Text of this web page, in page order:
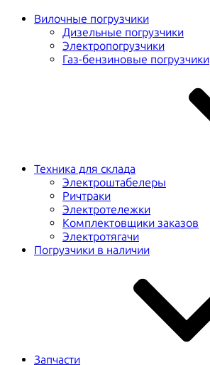
Вилочные погрузчики
Дизельные погрузчики
Электропогрузчики
Газ-бензиновые погрузчики
Техника для склада
Электроштабелеры
Ричтраки
Электротележки
Комплектовщики заказов
Электротягачи
Погрузчики в наличии
Запчасти